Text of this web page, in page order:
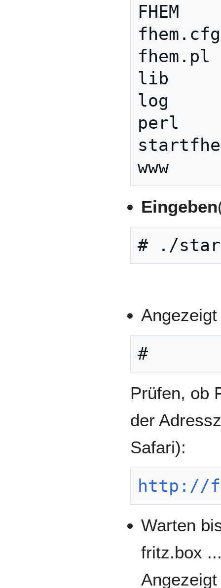
FHEM
fhem.cfg
fhem.pl
lib
log
perl
Eingeben
# ./
#
Prüfen, ob
der
Safari):
http://
Warten
fritz.box